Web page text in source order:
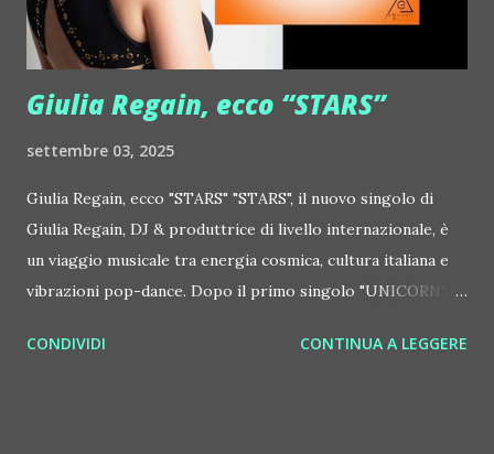
http://www.myspace.com/jonhopkins Le Luci della
Centrale Elettrica Loco Dice ::
http://www.myspace.com/locod...
Giulia Regain, ecco “STARS”
settembre 03, 2025
Giulia Regain, ecco "STARS" "STARS", il nuovo singolo di
Giulia Regain, DJ & produttrice di livello internazionale, è
un viaggio musicale tra energia cosmica, cultura italiana e
vibrazioni pop-dance. Dopo il primo singolo "UNICORN",
seconda release intitolata "STARS", interpretata dalla voce
CONDIVIDI CONTINUA A LEGGERE